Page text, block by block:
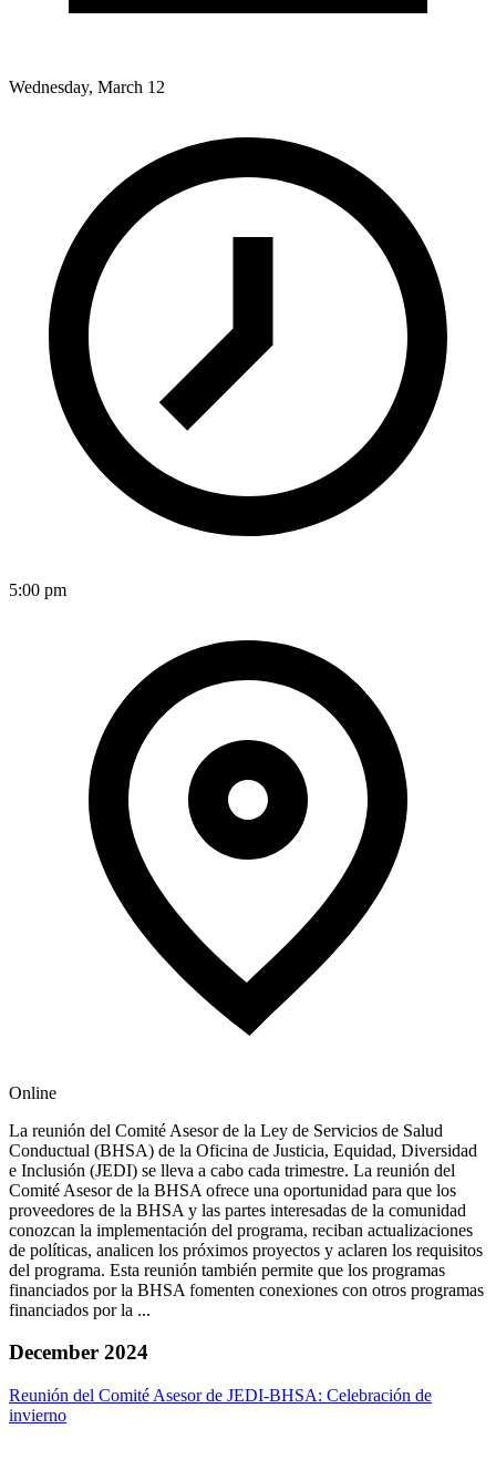
Wednesday, March 12
5:00 pm
Online
La reunión del Comité Asesor de la Ley de Servicios de Salud
Conductual (BHSA) de la Oficina de Justicia, Equidad, Diversidad
e Inclusión (JEDI) se lleva a cabo cada trimestre. La reunión del
Comité Asesor de la BHSA ofrece una oportunidad para que los
proveedores de la BHSA y las partes interesadas de la comunidad
conozcan la implementación del programa, reciban actualizaciones
de políticas, analicen los próximos proyectos y aclaren los requisitos
del programa. Esta reunión también permite que los programas
financiados por la BHSA fomenten conexiones con otros programas
financiados por la ...
December 2024
Reunión del Comité Asesor de JEDI-BHSA: Celebración de
invierno